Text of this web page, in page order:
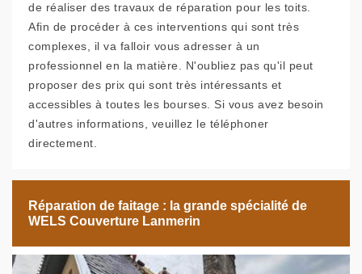
de réaliser des travaux de réparation pour les toits.
Afin de procéder à ces interventions qui sont très
complexes, il va falloir vous adresser à un
professionnel en la matière. N'oubliez pas qu'il peut
proposer des prix qui sont très intéressants et
accessibles à toutes les bourses. Si vous avez besoin
d'autres informations, veuillez le téléphoner
directement.
Réparation de faitage : la grande spécialité de
WELS Couverture Lanmerin